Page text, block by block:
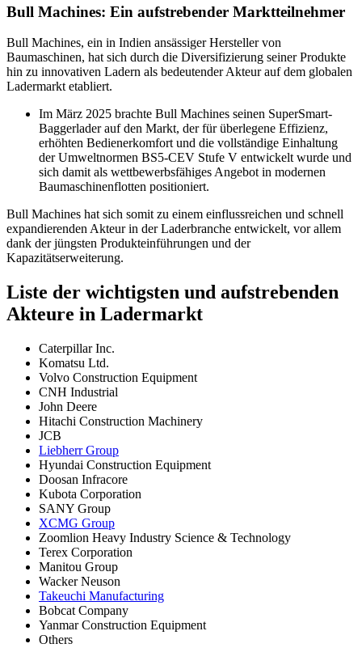
Bull Machines: Ein aufstrebender Marktteilnehmer
Bull Machines, ein in Indien ansässiger Hersteller von
Baumaschinen, hat sich durch die Diversifizierung seiner Produkte
hin zu innovativen Ladern als bedeutender Akteur auf dem globalen
Ladermarkt etabliert.
Im März 2025 brachte Bull Machines seinen SuperSmart-
Baggerlader auf den Markt, der für überlegene Effizienz,
erhöhten Bedienerkomfort und die vollständige Einhaltung
der Umweltnormen BS5-CEV Stufe V entwickelt wurde und
sich damit als wettbewerbsfähiges Angebot in modernen
Baumaschinenflotten positioniert.
Bull Machines hat sich somit zu einem einflussreichen und schnell
expandierenden Akteur in der Laderbranche entwickelt, vor allem
dank der jüngsten Produkteinführungen und der
Kapazitätserweiterung.
Liste der wichtigsten und aufstrebenden
Akteure in Ladermarkt
Caterpillar Inc.
Komatsu Ltd.
Volvo Construction Equipment
CNH Industrial
John Deere
Hitachi Construction Machinery
JCB
Liebherr Group
Hyundai Construction Equipment
Doosan Infracore
Kubota Corporation
SANY Group
XCMG Group
Zoomlion Heavy Industry Science & Technology
Terex Corporation
Manitou Group
Wacker Neuson
Takeuchi Manufacturing
Bobcat Company
Yanmar Construction Equipment
Others